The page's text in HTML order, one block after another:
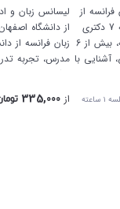
از
دانشگاه تهران، رتبه 7 دکتری
آموزش زبان فرانسه، بیش از 6
آشنایی با
۱ ساعته
لیسانس زبان و
زبان فرانسه از
مدرس، تجربه
رویکرد یادگیری
لذت‌بخش.
از335,000